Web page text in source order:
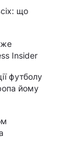
що
Insider
футболу
йому